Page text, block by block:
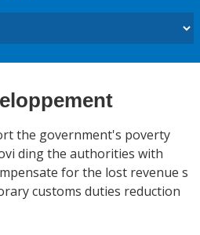
the government's poverty
ding the authorities with
for the lost revenue s
customs duties reduction